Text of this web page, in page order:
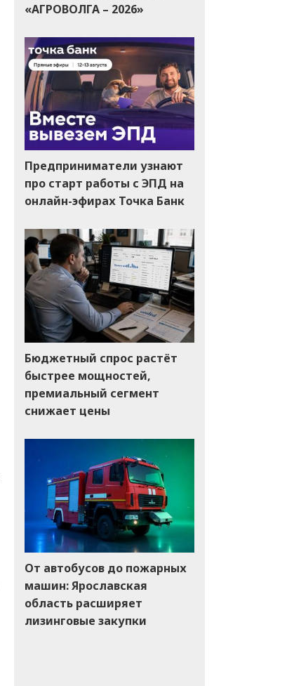
«АГРОВОЛГА – 2026»
Предприниматели узнают
про старт работы с ЭПД на
онлайн-эфирах Точка Банк
Бюджетный спрос растёт
быстрее мощностей,
премиальный сегмент
снижает цены
От автобусов до пожарных
машин: Ярославская
область расширяет
лизинговые закупки